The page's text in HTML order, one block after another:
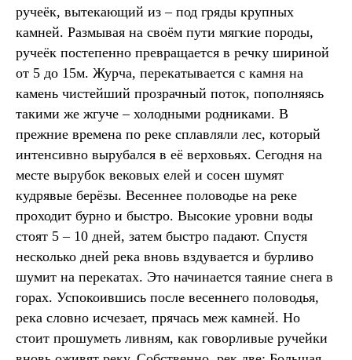
ручеёк, вытекающий из – под гряды крупных
камней. Размывая на своём пути мягкие породы,
ручеёк постепенно превращается в речку шириной
от 5 до 15м. Журча, перекатывается с камня на
камень чистейший прозрачный поток, пополняясь
такими же жгуче – холодными родниками. В
прежние времена по реке сплавляли лес, который
интенсивно вырубался в её верховьях. Сегодня на
месте вырубок вековых елей и сосен шумят
кудрявые берёзы. Весеннее половодье на реке
проходит бурно и быстро. Высокие уровни воды
стоят 5 – 10 дней, затем быстро падают. Спустя
несколько дней река вновь вздувается и бурливо
шумит на перекатах. Это начинается таяние снега в
горах. Успокоившись после весеннего половодья,
река словно исчезает, прячась меж камней. Но
стоит прошуметь ливням, как говорливые ручейки